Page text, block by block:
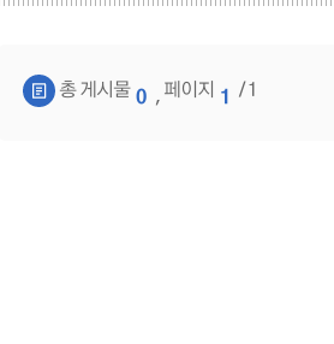
총 게시물 0 ,페이지 1 / 1